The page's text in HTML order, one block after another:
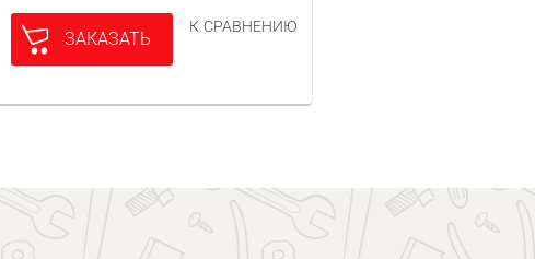
ЗАКАЗАТЬ
К СРАВНЕНИЮ